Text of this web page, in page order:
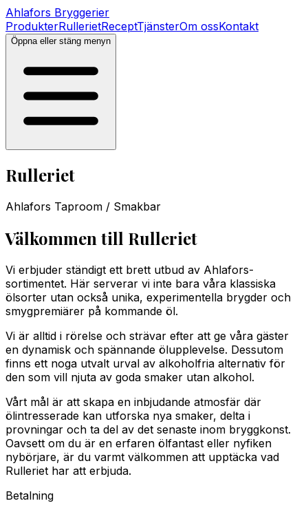
Ahlafors Bryggerier
ProdukterRullerietReceptTjänsterOm ossKontakt
Öppna eller stäng menyn
Rulleriet
Ahlafors Taproom / Smakbar
Välkommen till Rulleriet
Vi erbjuder ständigt ett brett utbud av Ahlafors-
sortimentet. Här serverar vi inte bara våra klassiska
ölsorter utan också unika, experimentella brygder och
smygpremiärer på kommande öl.
Vi är alltid i rörelse och strävar efter att ge våra gäster
en dynamisk och spännande ölupplevelse. Dessutom
finns ett noga utvalt urval av alkoholfria alternativ för
den som vill njuta av goda smaker utan alkohol.
Vårt mål är att skapa en inbjudande atmosfär där
ölintresserade kan utforska nya smaker, delta i
provningar och ta del av det senaste inom bryggkonst.
Oavsett om du är en erfaren ölfantast eller nyfiken
nybörjare, är du varmt välkommen att upptäcka vad
Rulleriet har att erbjuda.
Betalning